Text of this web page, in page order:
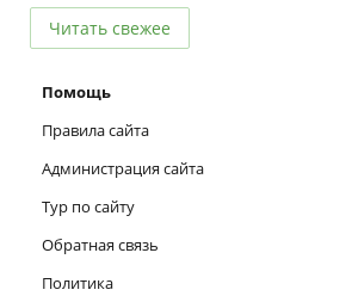
Читать свежее
Помощь
Правила сайта
Администрация сайта
Тур по сайту
Обратная связь
Политика